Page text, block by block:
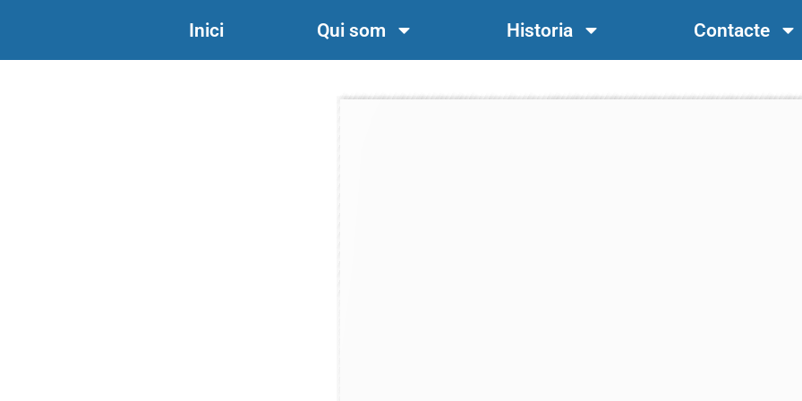
Inici Qui som Historia Contacte